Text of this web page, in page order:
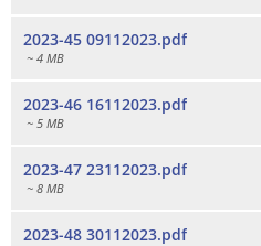
2023-45 09112023.pdf
~ 4 MB
2023-46 16112023.pdf
~ 5 MB
2023-47 23112023.pdf
~ 8 MB
2023-48 30112023.pdf